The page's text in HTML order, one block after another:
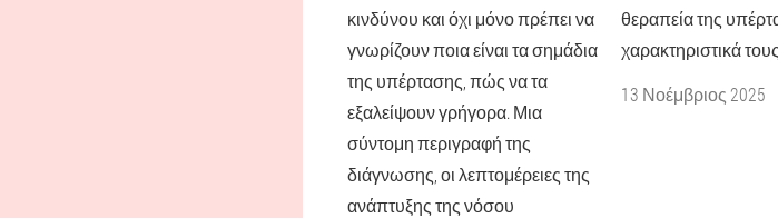
κινδύνου και όχι μόνο πρέπει να
γνωρίζουν ποια είναι τα σημάδια
της υπέρτασης, πώς να τα
εξαλείψουν γρήγορα. Μια
σύντομη περιγραφή της
διάγνωσης, οι λεπτομέρειες της
ανάπτυξης της νόσου
θεραπεία της
χαρακτηριστικά
13 Νοέμβριος 2025